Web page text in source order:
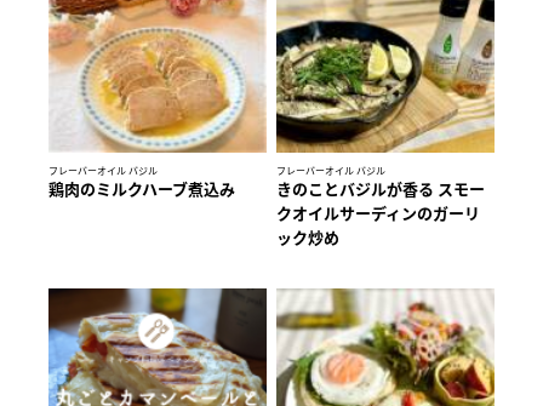
フレーバーオイル バジル
鶏肉のミルクハーブ煮込み
フレーバーオイル バジル
きのことバジルが香る スモー
クオイルサーディンのガーリ
ック炒め